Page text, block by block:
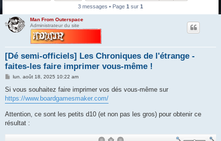
3 messages • Page 1 sur 1
Man From Outerspace
Administrateur du site
[Dé semi-officiels] Les Chroniques de l'étrange -
faites-les faire imprimer vous-même !
M
s
a
e
lun. août 18, 2025 10:22 am
Si vous souhaitez faire imprimer vos dés vous-même sur
https://www.boardgamesmaker.com/
Attention, ce sont les petits d10 (et non pas les gros) pour obtenir ce
résultat :